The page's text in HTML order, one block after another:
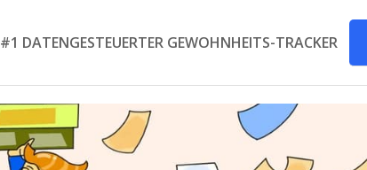
#1 DATENGESTEUERTER GEWOHNHEITS-TRACKER